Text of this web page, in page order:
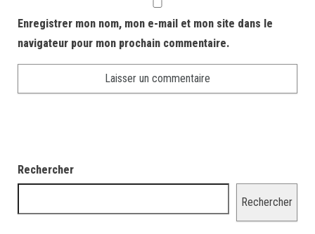
Enregistrer mon nom, mon e-mail et mon site dans le
navigateur pour mon prochain commentaire.
Rechercher
Rechercher